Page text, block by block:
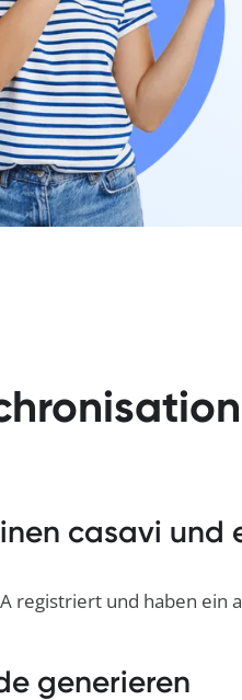
casavi und
registriert und haben ein
generieren